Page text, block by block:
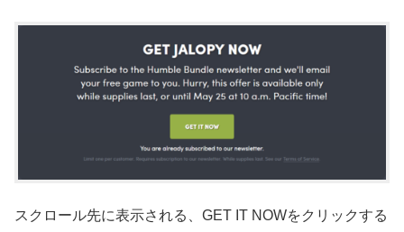
スクロール先に表示される、GET IT NOWをクリックする